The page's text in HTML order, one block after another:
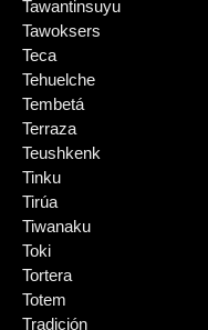
Tawantinsuyu
Tawoksers
Teca
Tehuelche
Tembetá
Terraza
Teushkenk
Tinku
Tirúa
Tiwanaku
Toki
Tortera
Totem
Tradición